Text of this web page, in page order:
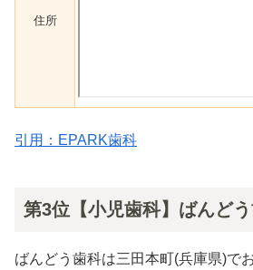
住所
引用：EPARK歯科
第3位【小児歯科】ばんど
ばんどう歯科は三田本町(兵庫県)で